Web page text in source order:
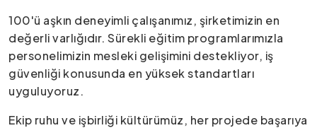
100'ü aşkın deneyimli çalışanımız, şirketimizin en
değerli varlığıdır. Sürekli eğitim programlarımızla
personelimizin mesleki gelişimini destekliyor, iş
güvenliği konusunda en yüksek standartları
uyguluyoruz.
Ekip ruhu ve işbirliği kültürümüz, her projede başarıya